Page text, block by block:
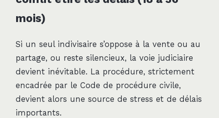
mois)
Si un seul indivisaire s’oppose à la vente ou au
partage, ou reste silencieux, la voie judiciaire
devient inévitable. La procédure, strictement
encadrée par le Code de procédure civile,
devient alors une source de stress et de délais
importants.